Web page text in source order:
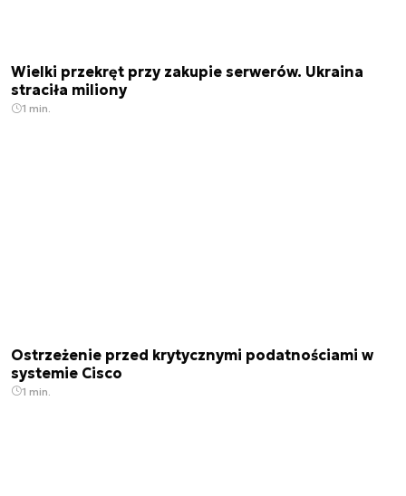
Wielki przekręt przy zakupie serwerów. Ukraina
straciła miliony
1 min.
Ostrzeżenie przed krytycznymi podatnościami w
systemie Cisco
1 min.